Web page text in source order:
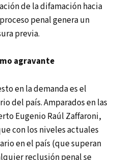
de la difamación hacia
penal genera un
previa.
agravante
en la demanda es el
del país. Amparados en las
Eugenio Raúl Zaffaroni,
con los niveles actuales
en el país (que superan
reclusión penal se